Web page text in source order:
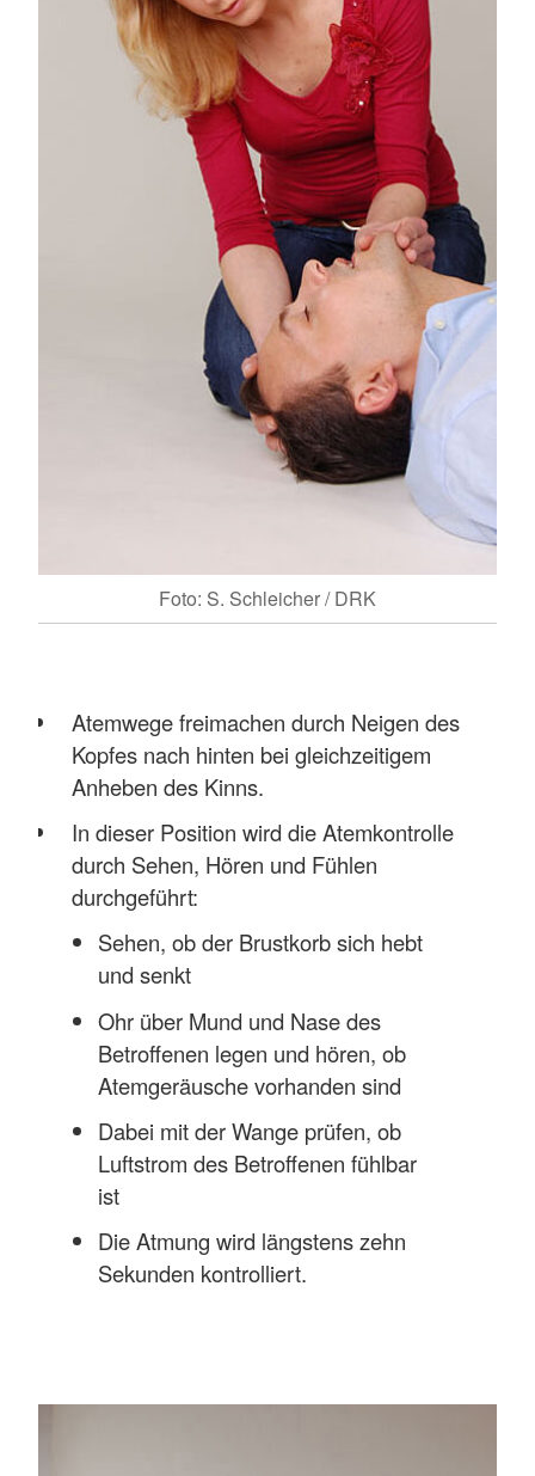
Foto: S. Schleicher / DRK
Atemwege freimachen durch Neigen des
Kopfes nach hinten bei gleichzeitigem
Anheben des Kinns.
In dieser Position wird die Atemkontrolle
durch Sehen, Hören und Fühlen
durchgeführt:
Sehen, ob der Brustkorb sich hebt
und senkt
Ohr über Mund und Nase des
Betroffenen legen und hören, ob
Atemgeräusche vorhanden sind
Dabei mit der Wange prüfen, ob
Luftstrom des Betroffenen fühlbar
ist
Die Atmung wird längstens zehn
Sekunden kontrolliert.